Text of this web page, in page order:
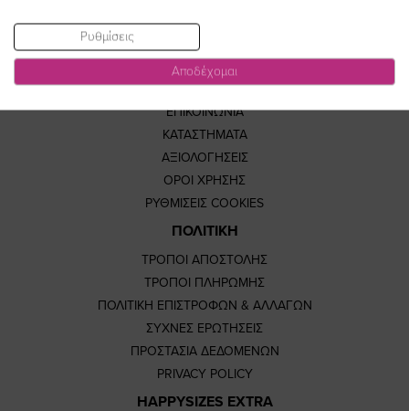
ΣΧΕΤΙΚΑ ΜΕ ΕΜΑΣ
ΕΤΑΙΡΕΙΑ
ΕΠΙΚΟΙΝΩΝΙΑ
ΚΑΤΑΣΤΗΜΑΤΑ
ΑΞΙΟΛΟΓΗΣΕΙΣ
ΟΡΟΙ ΧΡΗΣΗΣ
ΡΥΘΜΙΣΕΙΣ COOKIES
ΠΟΛΙΤΙΚΗ
ΤΡΟΠΟΙ ΑΠΟΣΤΟΛΗΣ
ΤΡΟΠΟΙ ΠΛΗΡΩΜΗΣ
ΠΟΛΙΤΙΚΗ ΕΠΙΣΤΡΟΦΩΝ & ΑΛΛΑΓΩΝ
ΣΥΧΝΕΣ ΕΡΩΤΗΣΕΙΣ
ΠΡΟΣΤΑΣΙΑ ΔΕΔΟΜΕΝΩΝ
PRIVACY POLICY
HAPPYSIZES EXTRA
Ρυθμίσεις
Αποδέχομαι